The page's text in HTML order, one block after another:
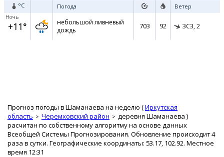
°C Погода Ветер
Ночь
+11°
небольшой ливневый
дождь
703 92 ЗСЗ, 2
Прогноз погоды в Шаманаева на неделю (Иркутская
область
Черемховский район деревня Шаманаева )
расчитан по собственному алгоритму на основе данных
Всеобщей Системы Прогнозирования. Обновление происходит 4
раза в сутки. Географические координаты: 53.17, 102.92. Местное
время 12:31